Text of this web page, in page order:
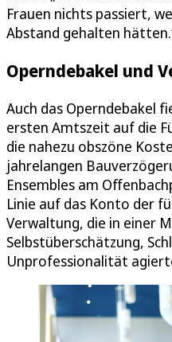
Frauen nichts passiert,
Abstand gehalten
Operndebakel und
Auch das Operndebakel
ersten Amtszeit auf die
die nahezu obszöne
jahrelangen
Ensembles am
Linie auf das Konto der
Verwaltung, die in einer
Selbstüberschätzung,
Unprofessionalität